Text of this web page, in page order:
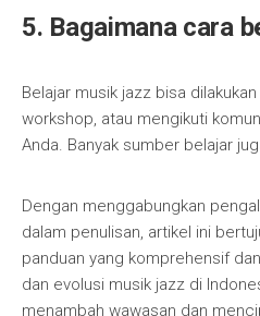
5. Bagaimana cara
Belajar musik jazz bisa
workshop, atau mengikuti
Anda. Banyak sumber belajar
Dengan menggabungkan
dalam penulisan, artikel ini
panduan yang komprehensif
dan evolusi musik jazz di
menambah wawasan dan